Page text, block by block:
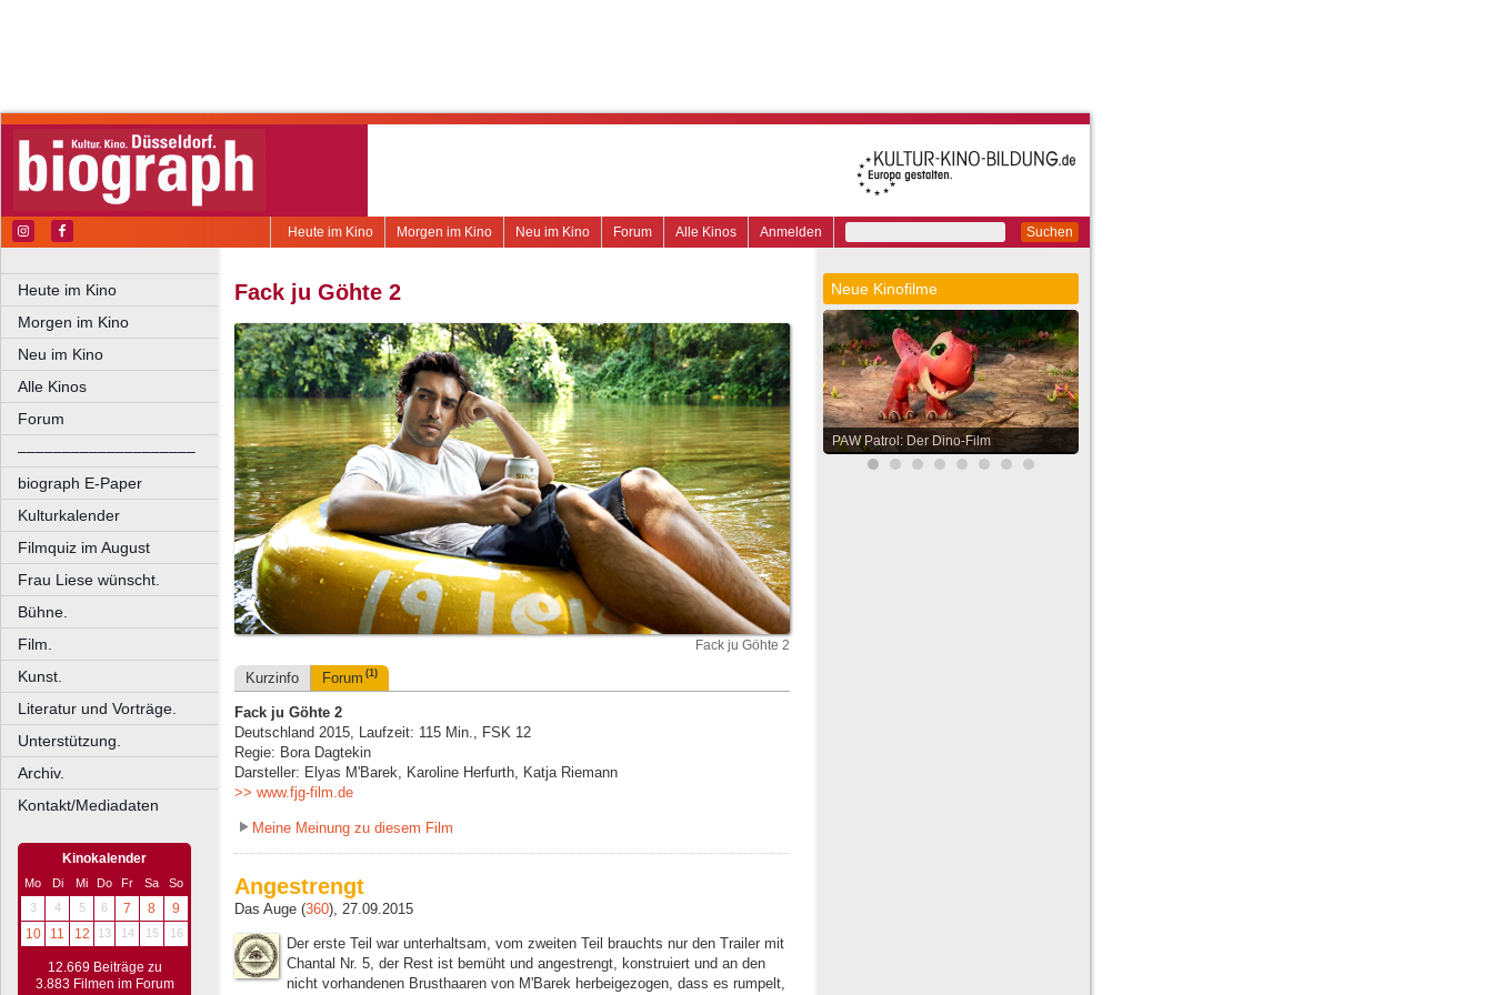
Suchen
Anmelden
Alle Kinos
Forum
Neu im Kino
Morgen im Kino
Heute im Kino
Heute im Kino
Morgen im Kino
Neu im Kino
Alle Kinos
Forum
––––––––––––––––––––
biograph E-Paper
Kulturkalender
Filmquiz im August
Frau Liese wünscht.
Bühne.
Film.
Kunst.
Literatur und Vorträge.
Unterstützung.
Archiv.
Kontakt/Mediadaten
Kinokalender
Mo Di Mi Do Fr Sa
So
3
4 5 6 7 8
9
10
11 12 13 14 15 16
12.669 Beiträge zu
3.883 Filmen im Forum
Fack ju Göhte 2
Fack ju Göhte 2
Kurzinfo Forum (1)
Fack ju Göhte 2
Deutschland 2015, Laufzeit: 115 Min., FSK 12
Regie: Bora Dagtekin
Darsteller: Elyas M'Barek, Karoline Herfurth, Katja Riemann
>> www.fjg-film.de
Meine Meinung zu diesem Film
Angestrengt
Das Auge (360), 27.09.2015
Der erste Teil war unterhaltsam, vom zweiten Teil brauchts nur den Trailer mit
Chantal Nr. 5, der Rest ist bemüht und angestrengt, konstruiert und an den
nicht vorhandenen Brusthaaren von M'Barek herbeigezogen, dass es rumpelt,
Neue Kinofilme
PAW Patrol: Der Dino-Film